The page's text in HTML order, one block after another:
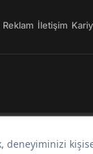
Reklam İletişim